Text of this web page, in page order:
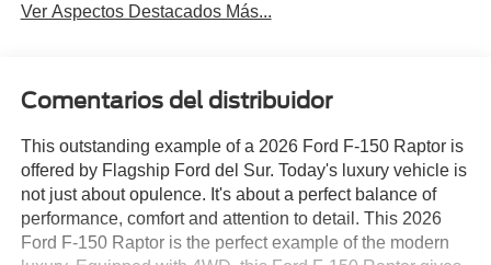
Ver Aspectos Destacados Más...
Comentarios del distribuidor
This outstanding example of a 2026 Ford F-150 Raptor is
offered by Flagship Ford del Sur. Today's luxury vehicle is
not just about opulence. It's about a perfect balance of
performance, comfort and attention to detail. This 2026
Ford F-150 Raptor is the perfect example of the modern